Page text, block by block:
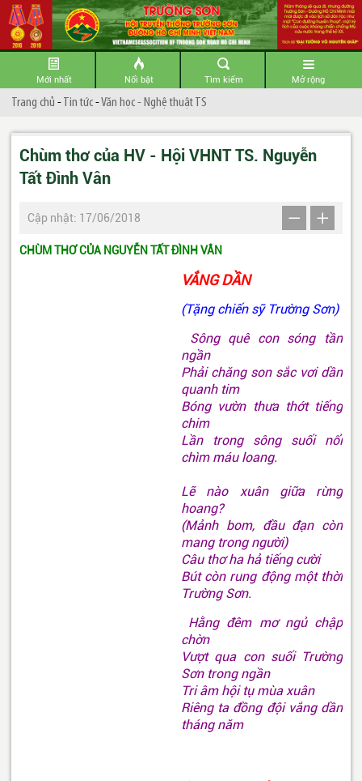
Mới nhất Nổi bật Tìm kiếm Mở rộng
Trang chủ -Tin tức-Văn học - Nghệ thuật TS
Chùm thơ của HV - Hội VHNT TS. Nguyễn
Tất Đình Vân
Cập nhật: 17/06/2018
CHÙM THƠ CỦA NGUYỄN TẤT ĐÌNH VÂN
VẮNG DẦN
(Tặng chiến sỹ Trường Sơn)
Sông quê con sóng tần
ngần
Phải chăng son sắc vơi dần
quanh tim
Bóng vườn thưa thớt tiếng
chim
Lần trong sông suối nổi
chìm máu loang.
Lẽ nào xuân giữa rừng
hoang?
(Mảnh bom, đầu đạn còn
mang trong người)
Câu thơ ha hả tiếng cười
Bút còn rung động một thời
Trường Sơn.
Hằng đêm mơ ngủ chập
chờn
Vượt qua con suối Trường
Sơn trong ngần
Tri âm hội tụ mùa xuân
Riêng ta đồng đội vắng dần
tháng năm